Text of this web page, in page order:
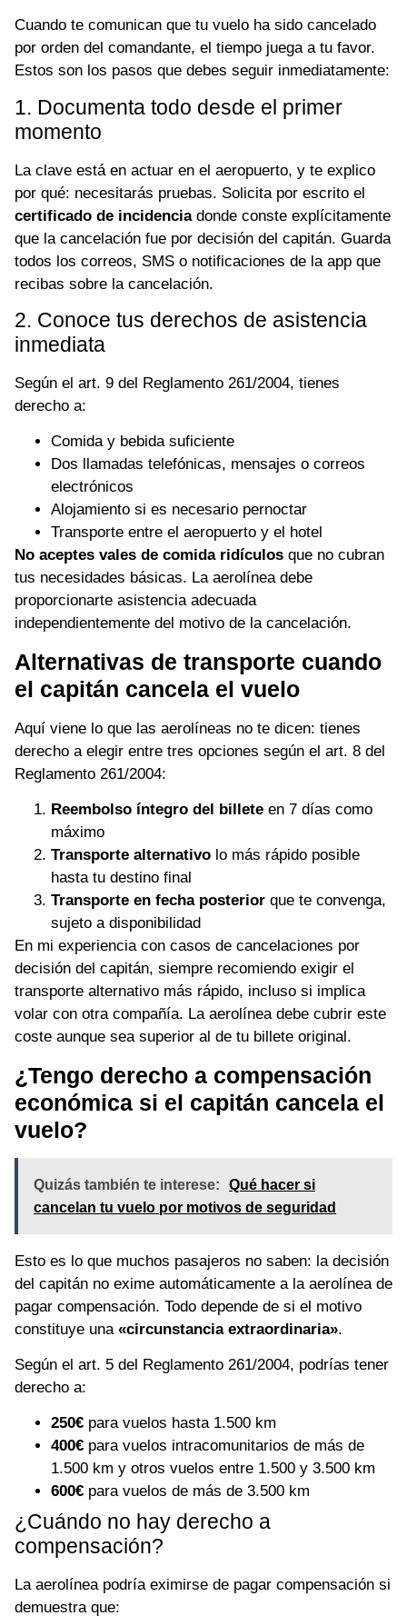
Cuando te comunican que tu vuelo ha sido cancelado
por orden del comandante, el tiempo juega a tu favor.
Estos son los pasos que debes seguir inmediatamente:
1. Documenta todo desde el primer
momento
La clave está en actuar en el aeropuerto, y te explico
por qué: necesitarás pruebas. Solicita por escrito el
certificado de incidenciadonde conste explícitamente
que la cancelación fue por decisión del capitán. Guarda
todos los correos, SMS o notificaciones de la app que
recibas sobre la cancelación.
2. Conoce tus derechos de asistencia
inmediata
Según el art. 9 del Reglamento 261/2004, tienes
derecho a:
Comida y bebida suficiente
Dos llamadas telefónicas, mensajes o correos
electrónicos
Alojamiento si es necesario pernoctar
Transporte entre el aeropuerto y el hotel
No aceptes vales de comida ridículos que no cubran
tus necesidades básicas. La aerolínea debe
proporcionarte asistencia adecuada
independientemente del motivo de la cancelación.
Alternativas de transporte cuando
el capitán cancela el vuelo
Aquí viene lo que las aerolíneas no te dicen: tienes
derecho a elegir entre tres opciones según el art. 8 del
Reglamento 261/2004:
Reembolso íntegro del billete en 7 días como
máximo
Transporte alternativo lo más rápido posible
hasta tu destino final
Transporte en fecha posterior que te convenga,
sujeto a disponibilidad
En mi experiencia con casos de cancelaciones por
decisión del capitán, siempre recomiendo exigir el
transporte alternativo más rápido, incluso si implica
volar con otra compañía. La aerolínea debe cubrir este
coste aunque sea superior al de tu billete original.
¿Tengo derecho a compensación
económica si el capitán cancela el
vuelo?
Quizás también te interese:
Qué hacer si
cancelan tu vuelo por motivos de seguridad
Esto es lo que muchos pasajeros no saben: la decisión
del capitán no exime automáticamente a la aerolínea de
pagar compensación. Todo depende de si el motivo
constituye una «circunstancia extraordinaria».
Según el art. 5 del Reglamento 261/2004, podrías tener
derecho a:
250€ para vuelos hasta 1.500 km
400€ para vuelos intracomunitarios de más de
1.500 km y otros vuelos entre 1.500 y 3.500 km
600€ para vuelos de más de 3.500 km
¿Cuándo no hay derecho a
compensación?
La aerolínea podría eximirse de pagar compensación si
demuestra que: